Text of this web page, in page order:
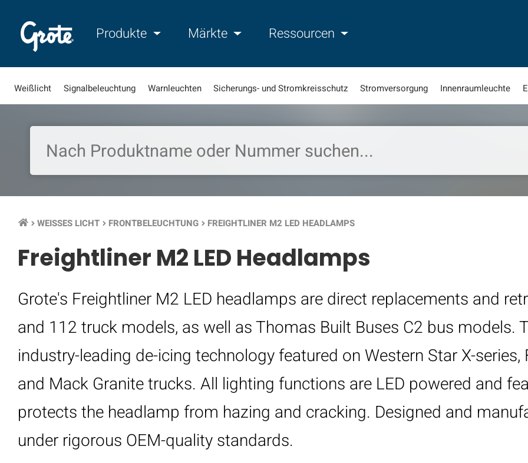
Produkte Märkte Ressourcen
Weißlicht Signalbeleuchtung Warnleuchten Sicherungs- und Stromkreisschutz Stromversorgung Innenraumleuchte
keyboard_arrow_right WEISSES LICHT keyboard_arrow_right FRONTBELEUCHTUNG keyboard_arrow_right FREIGHTLINER M2 LED HEADLAMPS
Freightliner M2 LED Headlamps
Grote's Freightliner M2 LED headlamps are direct replacements and
and 112 truck models, as well as Thomas Built Buses C2 bus models.
industry-leading de-icing technology featured on Western Star X-
and Mack Granite trucks. All lighting functions are LED powered and
protects the headlamp from hazing and cracking. Designed and
under rigorous OEM-quality standards.